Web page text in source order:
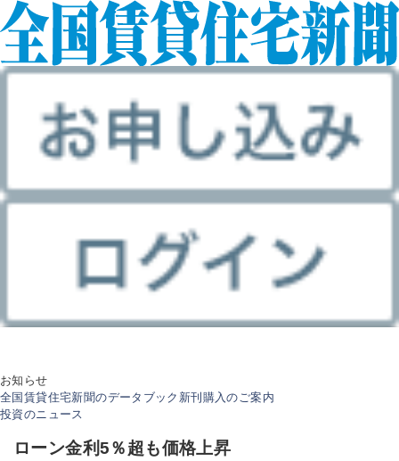
お知らせ
全国賃貸住宅新聞のデータブック新刊購入のご案内
投資のニュース
ローン金利5％超も価格上昇